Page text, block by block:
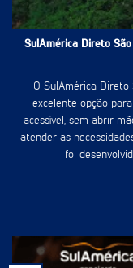
SulAmérica Direto
O SulAmérica Direto
excelente opção
acessível, sem abrir
atender as
foi